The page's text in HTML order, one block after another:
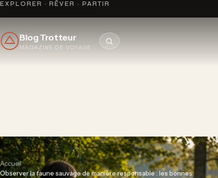
EXPLORER · RÊVER · PARTIR
Blog Trotteur
MAGAZINE DE VOYAGE
Accueil»
Observer la faune sauvage de manière responsable : les bonnes